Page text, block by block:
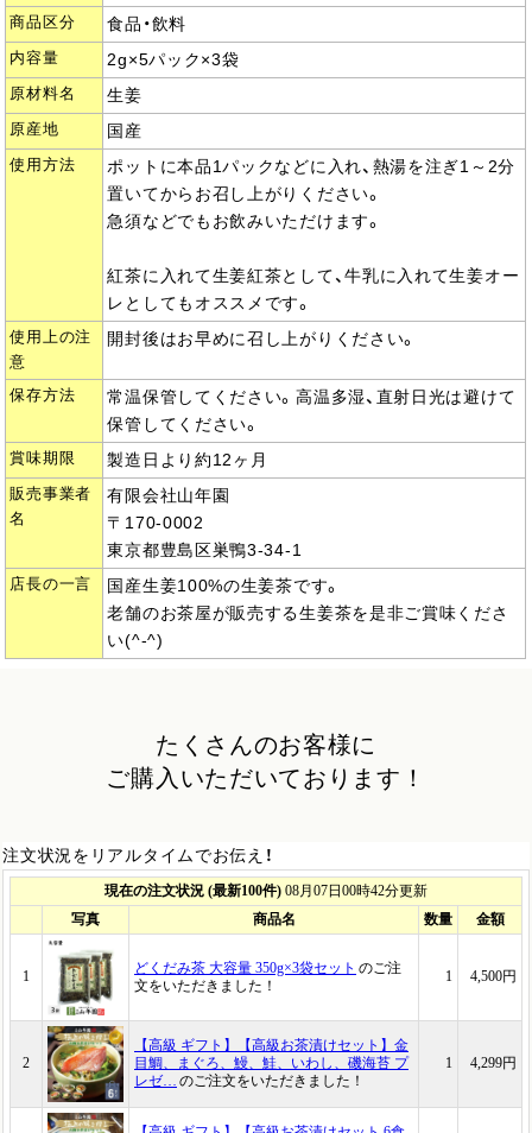
商品区分 食品・飲料
内容量 2g×5パック×3袋
原材料名 生姜
原産地 国産
使用方法
ポットに本品1パックなどに入れ、熱湯を注ぎ1～2分
置いてからお召し上がりください。
急須などでもお飲みいただけます。
紅茶に入れて生姜紅茶として、牛乳に入れて生姜オー
レとしてもオススメです。
使用上の注
意
開封後はお早めに召し上がりください。
保存方法
常温保管してください。高温多湿、直射日光は避けて
保管してください。
賞味期限 製造日より約12ヶ月
販売事業者
名
有限会社山年園
〒170-0002
東京都豊島区巣鴨3-34-1
店長の一言
国産生姜100%の生姜茶です。
老舗のお茶屋が販売する生姜茶を是非ご賞味くださ
い(^-^)
たくさんのお客様に
ご購入いただいております！
注文状況をリアルタイムでお伝え！